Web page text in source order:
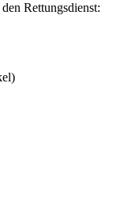
Rettungsdienst: